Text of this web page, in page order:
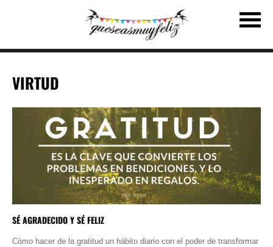
VIRTUD
SÉ AGRADECIDO Y SÉ FELIZ
Cómo hacer de la gratitud un hábito diario con el poder de transformar